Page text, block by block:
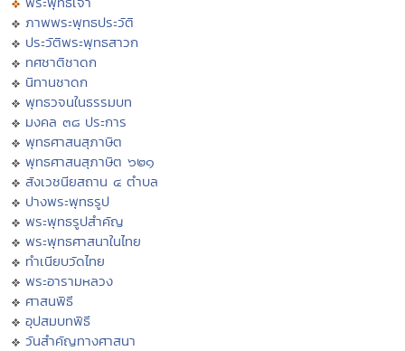
ภาพพระพุทธประวัติ
ประวัติพระพุทธสาวก
ทศชาติชาดก
นิทานชาดก
พุทธวจนในธรรมบท
มงคล ๓๘ ประการ
พุทธศาสนสุภาษิต
พุทธศาสนสุภาษิต ๖๒๑
สังเวชนียสถาน ๔ ตำบล
ปางพระพุทธรูป
พระพุทธรูปสำคัญ
พระพุทธศาสนาในไทย
ทำเนียบวัดไทย
พระอารามหลวง
ศาสนพิธี
อุปสมบทพิธี
วันสำคัญทางศาสนา